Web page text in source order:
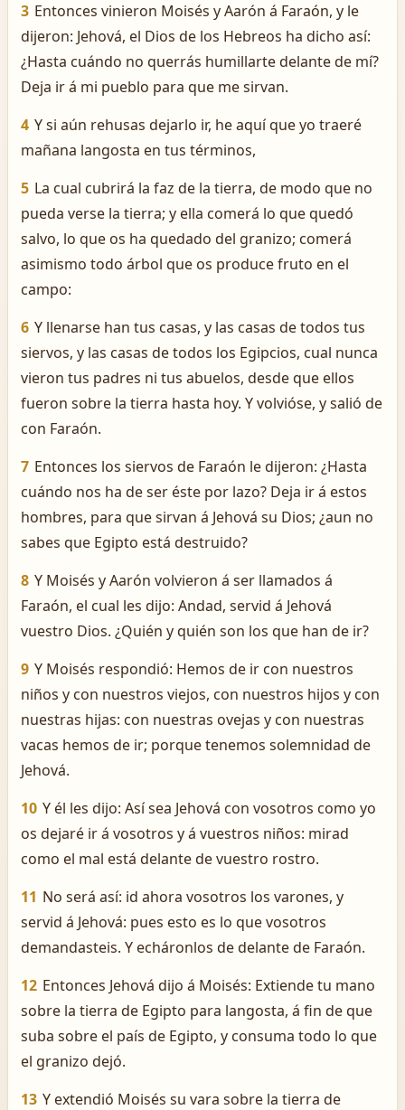
3 Entonces vinieron Moisés y Aarón á Faraón, y le
dijeron: Jehová, el Dios de los Hebreos ha dicho así:
¿Hasta cuándo no querrás humillarte delante de mí?
Deja ir á mi pueblo para que me sirvan.
4 Y si aún rehusas dejarlo ir, he aquí que yo traeré
mañana langosta en tus términos,
5 La cual cubrirá la faz de la tierra, de modo que no
pueda verse la tierra; y ella comerá lo que quedó
salvo, lo que os ha quedado del granizo; comerá
asimismo todo árbol que os produce fruto en el
campo:
6 Y llenarse han tus casas, y las casas de todos tus
siervos, y las casas de todos los Egipcios, cual nunca
vieron tus padres ni tus abuelos, desde que ellos
fueron sobre la tierra hasta hoy. Y volvióse, y salió de
con Faraón.
7 Entonces los siervos de Faraón le dijeron: ¿Hasta
cuándo nos ha de ser éste por lazo? Deja ir á estos
hombres, para que sirvan á Jehová su Dios; ¿aun no
sabes que Egipto está destruido?
8 Y Moisés y Aarón volvieron á ser llamados á
Faraón, el cual les dijo: Andad, servid á Jehová
vuestro Dios. ¿Quién y quién son los que han de ir?
9 Y Moisés respondió: Hemos de ir con nuestros
niños y con nuestros viejos, con nuestros hijos y con
nuestras hijas: con nuestras ovejas y con nuestras
vacas hemos de ir; porque tenemos solemnidad de
Jehová.
10 Y él les dijo: Así sea Jehová con vosotros como yo
os dejaré ir á vosotros y á vuestros niños: mirad
como el mal está delante de vuestro rostro.
11 No será así: id ahora vosotros los varones, y
servid á Jehová: pues esto es lo que vosotros
demandasteis. Y echáronlos de delante de Faraón.
12 Entonces Jehová dijo á Moisés: Extiende tu mano
sobre la tierra de Egipto para langosta, á fin de que
suba sobre el país de Egipto, y consuma todo lo que
el granizo dejó.
13 Y extendió Moisés su vara sobre la tierra de